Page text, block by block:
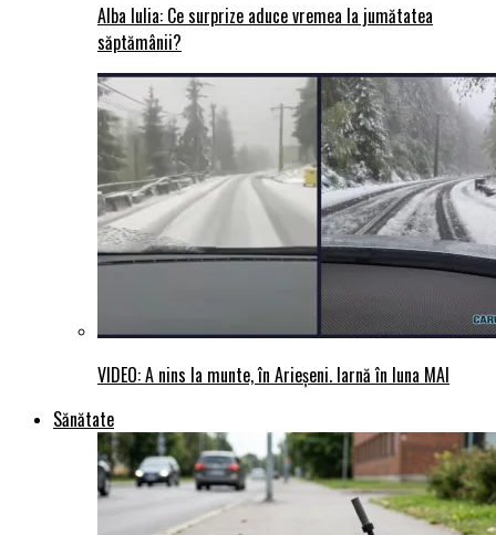
Alba Iulia: Ce surprize aduce vremea la jumătatea
săptămânii?
VIDEO: A nins la munte, în Arieșeni. Iarnă în luna MAI
Sănătate